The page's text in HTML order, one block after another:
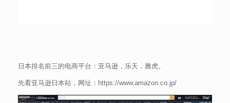
日本排名前三的电商平台：亚马逊，乐天，雅虎。
先看亚马逊日本站，网址：https://www.amazon.co.jp/